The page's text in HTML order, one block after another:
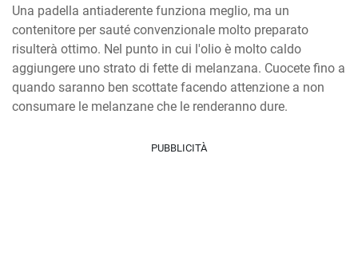
Una padella antiaderente funziona meglio, ma un
contenitore per sauté convenzionale molto preparato
risulterà ottimo. Nel punto in cui l'olio è molto caldo
aggiungere uno strato di fette di melanzana. Cuocete fino a
quando saranno ben scottate facendo attenzione a non
consumare le melanzane che le renderanno dure.
PUBBLICITÀ